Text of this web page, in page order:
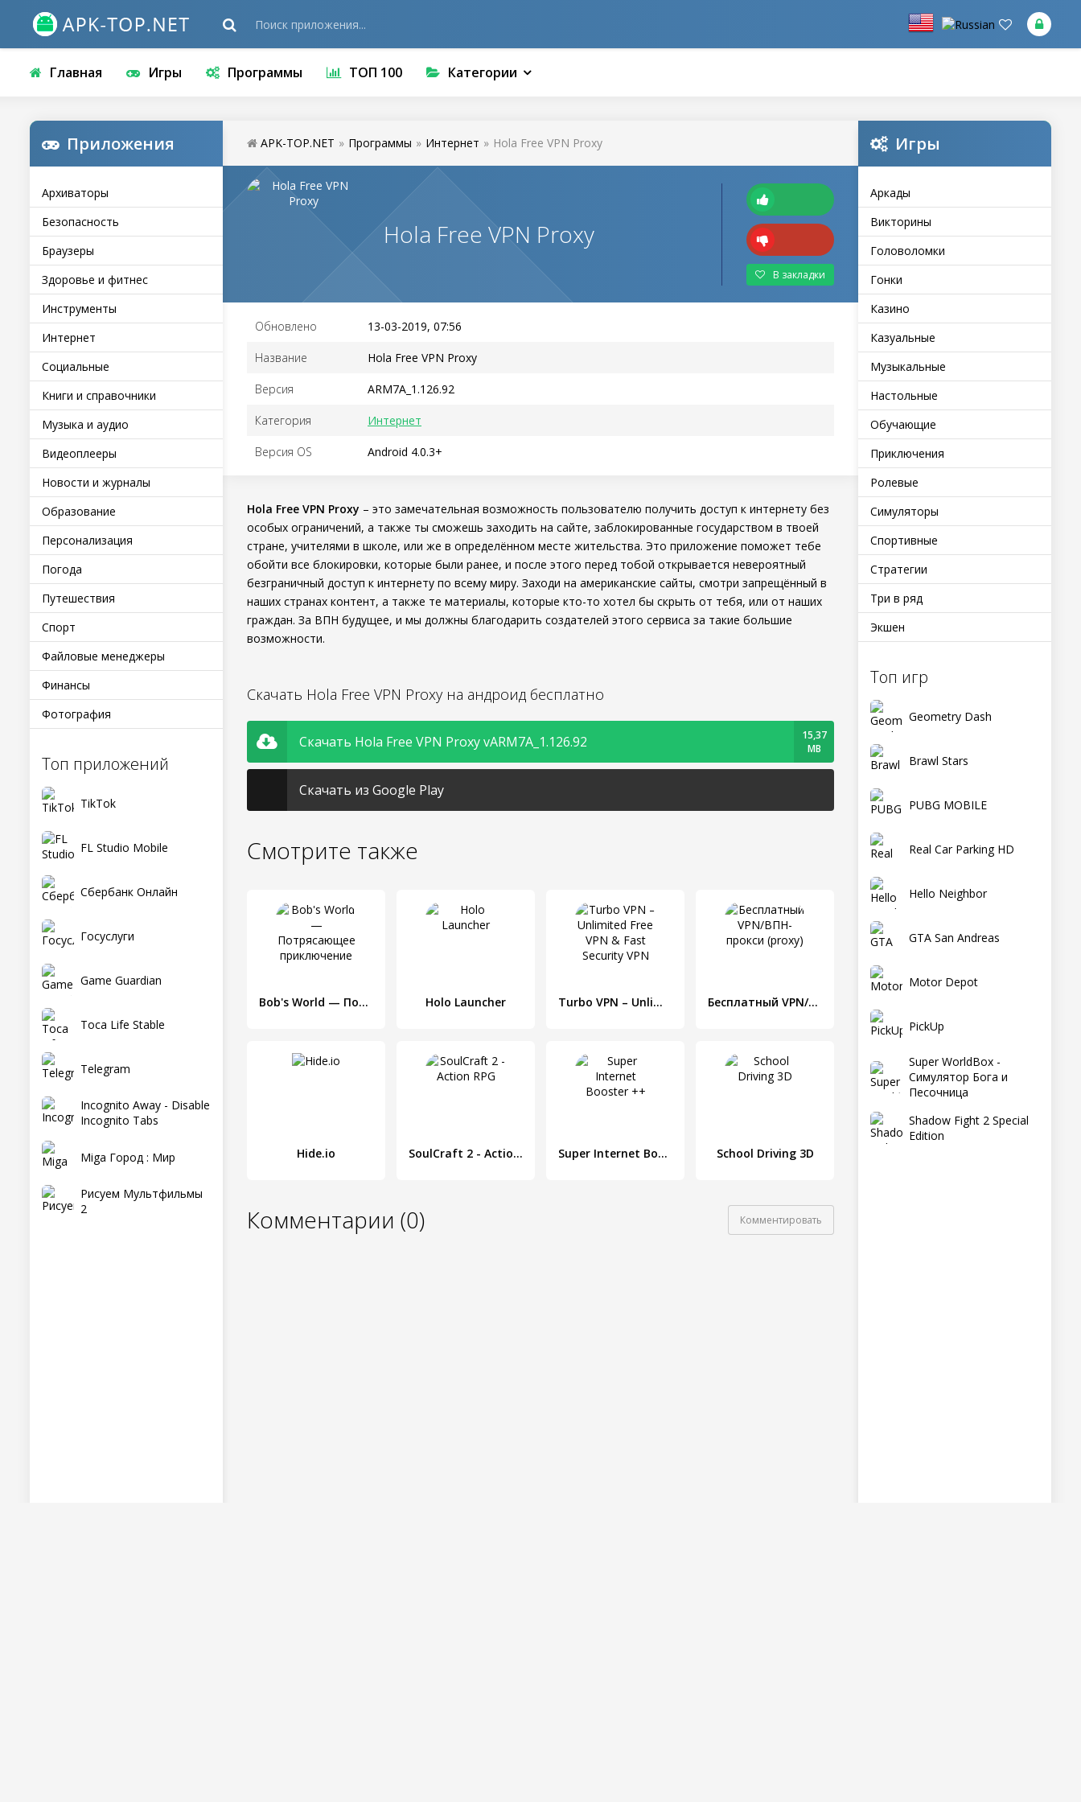
Главная Игры Программы ТОП 100 Категории
Приложения
Архиваторы
Безопасность
Браузеры
Здоровье и фитнес
Инструменты
Интернет
Социальные
Книги и справочники
Музыка и аудио
Видеоплееры
Новости и журналы
Образование
Персонализация
Погода
Путешествия
Спорт
Файловые менеджеры
Финансы
Фотография
Топ приложений
TikTok
FL Studio Mobile
Сбербанк Онлайн
Госуслуги
Game Guardian
Toca Life Stable
Telegram
Incognito Away - Disable
Incognito Tabs
Miga Город : Мир
Рисуем Мультфильмы
2
Игры
Аркады
Викторины
Головоломки
Гонки
Казино
Казуальные
Музыкальные
Настольные
Обучающие
Приключения
Ролевые
Симуляторы
Спортивные
Стратегии
Три в ряд
Экшен
Топ игр
Geometry Dash
Brawl Stars
PUBG MOBILE
Real Car Parking HD
Hello Neighbor
GTA San Andreas
Motor Depot
PickUp
Super WorldBox -
Симулятор Бога и
Песочница
Shadow Fight 2 Special
Edition
APK-TOP.NET » Программы » Интернет » Hola Free VPN Proxy
Hola Free VPN Proxy
В закладки
Обновлено 13-03-2019, 07:56
Название Hola Free VPN Proxy
Версия ARM7A_1.126.92
Категория Интернет
Версия OS Android 4.0.3+
Hola Free VPN Proxy – это замечательная возможность пользователю получить доступ к интернету без
особых ограничений, а также ты сможешь заходить на сайте, заблокированные государством в твоей
стране, учителями в школе, или же в определённом месте жительства. Это приложение поможет тебе
обойти все блокировки, которые были ранее, и после этого перед тобой открывается невероятный
безграничный доступ к интернету по всему миру. Заходи на американские сайты, смотри запрещённый в
наших странах контент, а также те материалы, которые кто-то хотел бы скрыть от тебя, или от наших
граждан. За ВПН будущее, и мы должны благодарить создателей этого сервиса за такие большие
возможности.
Скачать Hola Free VPN Proxy на андроид бесплатно
Скачать Hola Free VPN Proxy vARM7A_1.126.92
15,37
MB
Скачать из Google Play
Смотрите также
Bob's World — Потрясающее приключение Holo Launcher Turbo VPN – Unlimited Free VPN & Fast Security VPN Бесплатный VPN/ВПН-прокси (proxy)
Hide.io SoulCraft 2 - Action RPG Super Internet Booster ++ School Driving 3D
Комментарии (0) Комментировать